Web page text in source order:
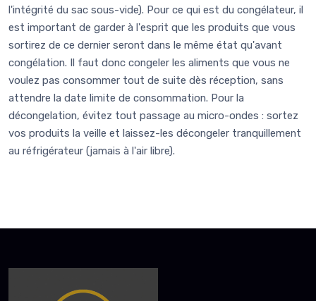
l'intégrité du sac sous-vide). Pour ce qui est du congélateur, il
est important de garder à l'esprit que les produits que vous
sortirez de ce dernier seront dans le même état qu'avant
congélation. Il faut donc congeler les aliments que vous ne
voulez pas consommer tout de suite dès réception, sans
attendre la date limite de consommation. Pour la
décongelation, évitez tout passage au micro-ondes : sortez
vos produits la veille et laissez-les décongeler tranquillement
au réfrigérateur (jamais à l'air libre).